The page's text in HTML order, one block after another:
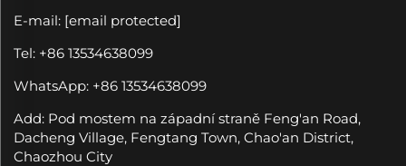
E-mail: [email protected]
Tel: +86 13534638099
WhatsApp: +86 13534638099
Add: Pod mostem na západní straně Feng'an Road,
Dacheng Village, Fengtang Town, Chao'an District,
Chaozhou City